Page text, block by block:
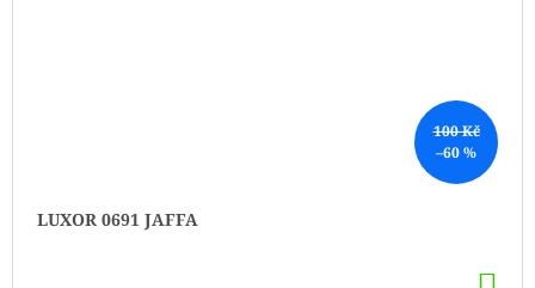
100 Kč
–60 %
LUXOR 0691 JAFFA